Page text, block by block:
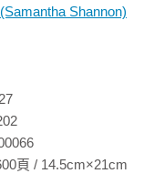
黑暗而精心設計的幻想
蜜．嘉西亞
，令人驚駭又刺激。」
副導演安迪．瑟克斯
Shannon)
/ 600頁 /